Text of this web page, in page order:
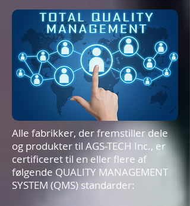
Alle fabrikker, der fremstiller dele
og produkter til AGS-TECH Inc., er
certificeret til en eller flere af
følgende QUALITY MANAGEMENT
SYSTEM (QMS) standarder: